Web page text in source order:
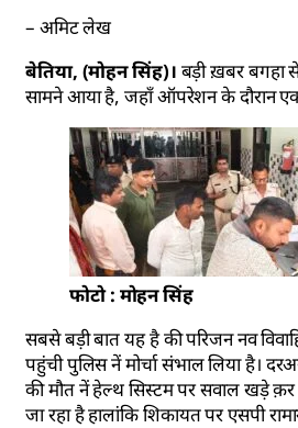
– अमिट लेख
बेतिया, (मोहन सिंह)। बड़ी ख़बर बगहा
सामने आया है, जहाँ ऑपरेशन के दौरान एक
फोटो : मोहन सिंह
सबसे बड़ी बात यह है की परिजन नव
पहुंची पुलिस नें मोर्चा संभाल लिया है।
की मौत नें हेल्थ सिस्टम पर सवाल खड़े क़र
जा रहा है हालांकि शिकायत पर एसपी